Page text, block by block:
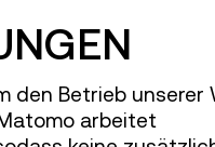
den Betrieb unserer
arbeitet